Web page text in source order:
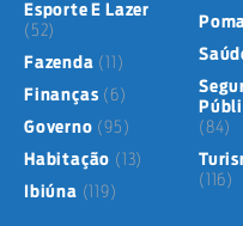
Esporte E Lazer
(52)
Fazenda (11)
Finanças (6)
Governo (95)
Habitação (13)
Ibiúna (119)
(84)
(116)